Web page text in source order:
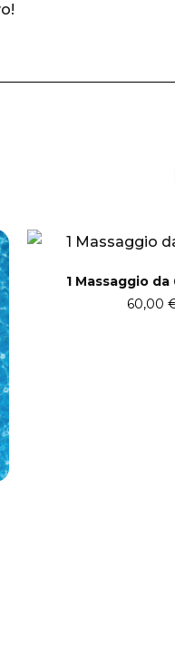
1 Massaggio
60,00